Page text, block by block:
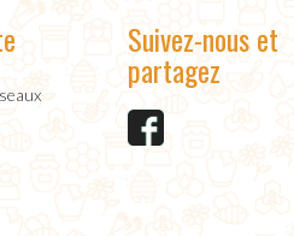
Suivez-nous et
partagez